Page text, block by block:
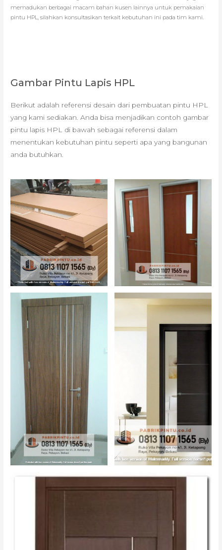
memadukan berbagai macam bahan kusen lainnya untuk pemakaian
pintu HPL, silahkan konsultasikan terkait kebutuhan ini pada tim kami.
Gambar Pintu Lapis HPL
Berikut adalah referensi desain dari pembuatan pintu HPL
yang kami sediakan. Anda bisa menjadikan contoh gambar
pintu lapis HPL di bawah sebagai referensi dalam
menentukan kebutuhan pintu seperti apa yang bangunan
anda butuhkan.